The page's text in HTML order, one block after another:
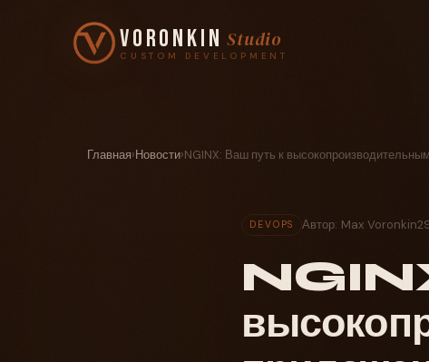
Voronkin Studio
CUSTOM DEVELOPMENT
Главная›Новости›NGINX: Ваш путь к
DEVOPS Автор: Max Voronkin